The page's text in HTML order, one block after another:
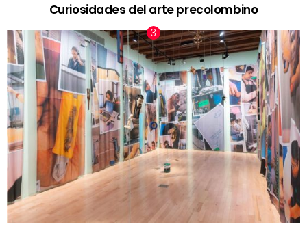
Curiosidades del arte precolombino